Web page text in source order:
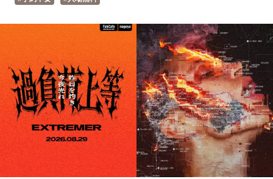
Tokyo Fuji
Nagoya Kyoto
Osaka Hida
Chiba
Fukushima Taipei